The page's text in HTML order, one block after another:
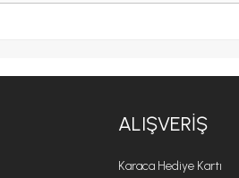
ALIŞVERIŞ
Karaca Hediye Kartı